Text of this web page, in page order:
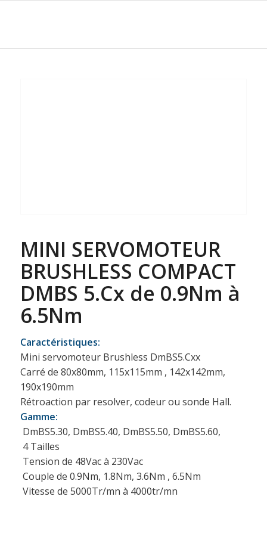
MINI SERVOMOTEUR
BRUSHLESS COMPACT
DMBS 5.Cx de 0.9Nm à
6.5Nm
Caractéristiques:
Mini servomoteur Brushless DmBS5.Cxx
Carré de 80x80mm, 115x115mm , 142x142mm,
190x190mm
Rétroaction par resolver, codeur ou sonde Hall.
Gamme:
 DmBS5.30, DmBS5.40, DmBS5.50, DmBS5.60,
 4 Tailles
 Tension de 48Vac à 230Vac
 Couple de 0.9Nm, 1.8Nm, 3.6Nm , 6.5Nm
 Vitesse de 5000Tr/mn à 4000tr/mn